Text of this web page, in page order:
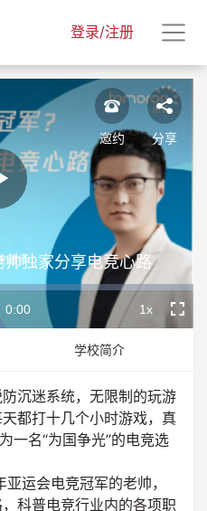
登录/注册
Duration
0:00
Playback
Rate
1x
独家分享电竞心路
邀约 分享
学校简介
沉迷系统，无限制的玩游
都打十几个小时游戏，真
一名“为国争光”的电竞选
运会电竞冠军的老帅，
科普电竞行业内的各项职